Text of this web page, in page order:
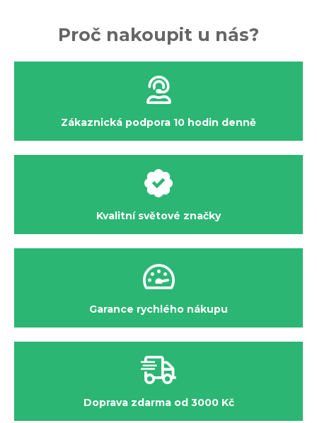
Proč nakoupit u nás?
Zákaznická podpora 10 hodin denně
Kvalitní světové značky
Garance rychlého nákupu
Doprava zdarma od 3000 Kč